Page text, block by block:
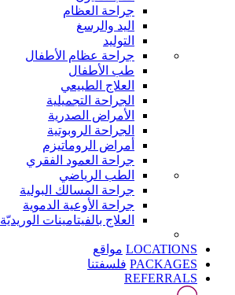
جراحة العظام
اليد والرسغ
التوليد
جراحة عظام الأطفال
طب الأطفال
العلاج الطبيعي
الجراحة التجميلية
الأمراض الصدرية
الجراحة الروبوتية
أمراض الروماتيزم
جراحة العمود الفقري
الطب الرياضي
جراحة المسالك البولية
جراحة الأوعية الدموية
العلاج بالفيتامينات الوريديّة
LOCATIONS مواقع
PACKAGES فلسفتنا
REFERRALS